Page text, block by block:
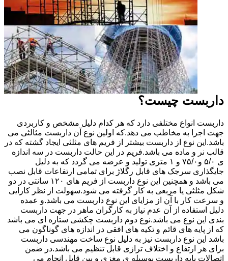
داربست چیست؟
داربست انواع مختلفی دارد که هر کدام دلیل مشخص و کاربردی
جهت اجرا به مخاطب می دهد.که اولین نوع آن داربست مثالثی می
باشد.این نوع از داربست بیشتر از فریم های مثلثی ایجاد گشته که در
قالب نر و ماده می باشد.فریم در این حالت داربست در سه اندازه
ی ۵/۰ و۷۵/۰ و ۱ متری تولید و عرضه می گردد که به دلیل
جایگذاری سرجک های قابل رگلاژ برای تمامی ارتفاعات قابل نصب
می باشد و همچنین این نوع داربست از فریم های ۱۲۰ سانتی در دو
شکل مثلثی یا مربعی به کار گرفته می شود.سهولت از نظر کارایی
و سرعت کار با آن از مزایای این نوع داربست می باشد.و عمده
دلیل استفاده از آن عدم نیاز به کارگران ماهر در جهت داربست
بندی این نوع می باشد.نوع دوم داربست چکشی ستاره ای می باشد
که از پایه های قائم و تکیه های افقی در اندازه های گوناگون می
باشد این نوع داربست نیز به دلیل نوع ساخت مهندسی داربست
برای هر ارتفاع و اختلاف ترازی قابل تنظیم می باشد.در ضمن
اتصالات پایه داربست بوسیله ی مغزی و پین قابل انجام می